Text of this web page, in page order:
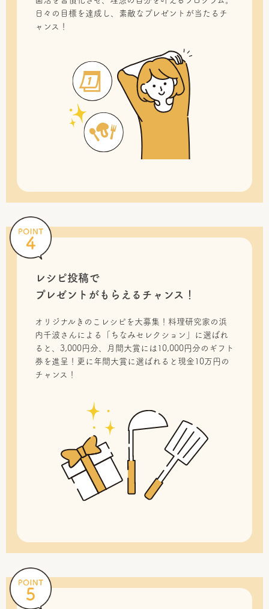
日々の目標を達成し、素敵なプレゼントが当たるチ
ャンス！
レシピ投稿で
プレゼントがもらえるチャンス！
オリジナルきのこレシピを大募集！料理研究家の浜
内千波さんによる「ちなみセレクション」に選ばれ
ると、3,000円分、月間大賞には10,000円分のギフト
券を進呈！更に年間大賞に選ばれると現金10万円の
チャンス！